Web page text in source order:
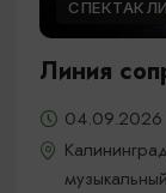
СПЕКТАКЛИ
Линия